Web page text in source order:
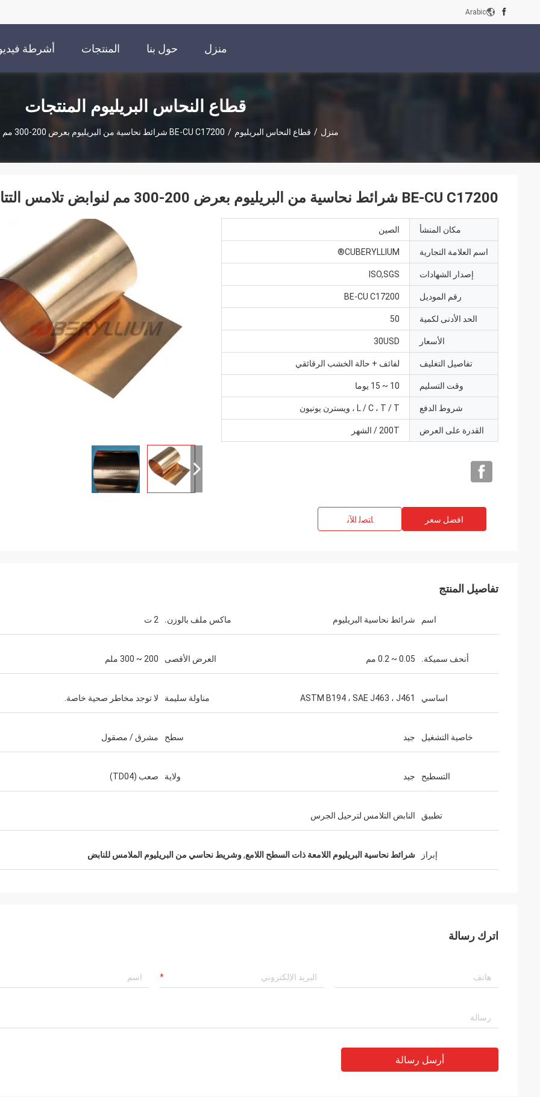
Arabic
منزل حول بنا المنتجات أشرطة
قطاع النحاس البريليوم المنتجات
منزل / قطاع النحاس البريليوم / BE-CU C17200 شرائط نحاسية من البريليوم بعرض 200-300 مم لنوابض تلامس التتابع
BE-CU C17200 شرائط نحاسية من البريليوم بعرض 200-300 مم لنوابض تلامس التتابع
مكان المنشأ الصين
اسم العلامة التجارية CUBERYLLIUM®
إصدار الشهادات ISO,SGS
رقم الموديل BE-CU C17200
الحد الأدنى لكمية 50
الأسعار 30USD
تفاصيل التغليف لفائف + حالة الخشب الرقائقي
وقت التسليم 10 ~ 15 يوما
شروط الدفع L / C ، T / T ، ويسترن يونيون
القدرة على العرض 200T / الشهر
افضل سعر ﺎﺘﺼﻟ ﺍﻶﻧ
تفاصيل المنتج
اسم شرائط نحاسية البريليوم ماكس ملف بالوزن. 2 ت
أنحف سميكة. 0.05 ~ 0.2 مم العرض الأقصى 200 ~ 300 ملم
اساسي ASTM B194 ، SAE J463 ، J461 مناولة سليمة لا توجد مخاطر صحية خاصة.
خاصية التشغيل جيد سطح مشرق / مصقول
التسطيح جيد ولاية صعب (TD04)
تطبيق النابض التلامس لترحيل الجرس
إبراز شرائط نحاسية البريليوم اللامعة ذات السطح اللامع,وشريط نحاسي من البريليوم الملامس للنابض
اترك رسالة
أرسل رسالة